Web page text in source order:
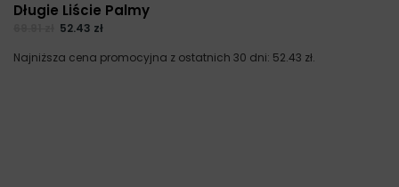
Długie Liście Palmy
52.43 zł
Najniższa cena promocyjna z ostatnich 30 dni: 52.43 zł.